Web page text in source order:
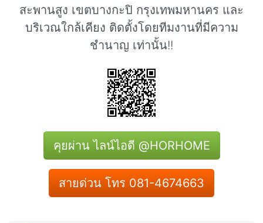
สะพานสูง เขตบางกะปิ กรุงเทพมหานคร และ
บริเวณใกล้เคียง ติดตั้งโดยทีมงานที่มีความ
ชำนาญ เท่านั้น!!
คุยผ่าน ไลน์ไอดี @HORHOME
สายด่วน โทร 081-4674663